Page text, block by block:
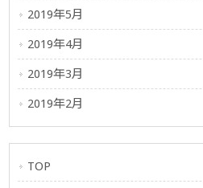
2019年5月
2019年4月
2019年3月
2019年2月
TOP